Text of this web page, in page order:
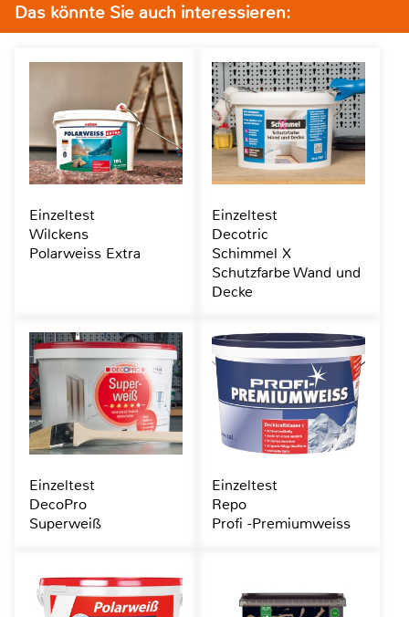
Das könnte Sie auch interessieren:
Einzeltest
Wilckens
Polarweiss Extra
Einzeltest
Decotric
Schimmel X
Schutzfarbe Wand und
Decke
Einzeltest
DecoPro
Superweiß
Einzeltest
Repo
Profi -Premiumweiss